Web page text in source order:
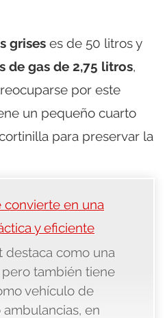
grises es de 50 litros y
de gas de 2,75 litros,
por este
un pequeño cuarto
para preservar la
convierte en una
y eficiente
destaca como una
también tiene
vehículo de
en